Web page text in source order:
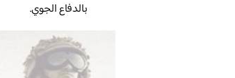
بالدفاع الجوي.